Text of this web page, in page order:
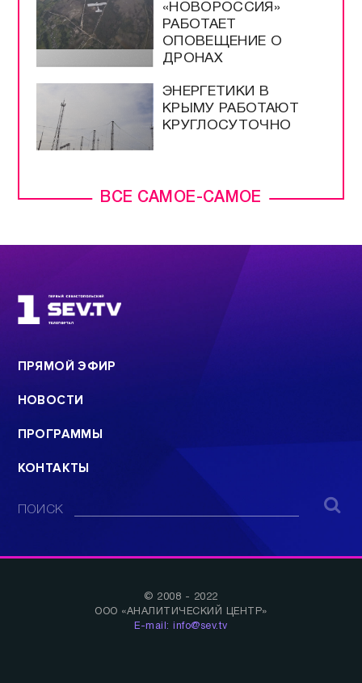
ВСЕ САМОЕ-САМОЕ
«НОВОРОССИЯ»
РАБОТАЕТ
ОПОВЕЩЕНИЕ О
ДРОНАХ
ЭНЕРГЕТИКИ В
КРЫМУ РАБОТАЮТ
КРУГЛОСУТОЧНО
ПРЯМОЙ ЭФИР
НОВОСТИ
ПРОГРАММЫ
КОНТАКТЫ
ПОИСК
© 2008 - 2022
ООО «АНАЛИТИЧЕСКИЙ ЦЕНТР»
E-mail: info@sev.tv